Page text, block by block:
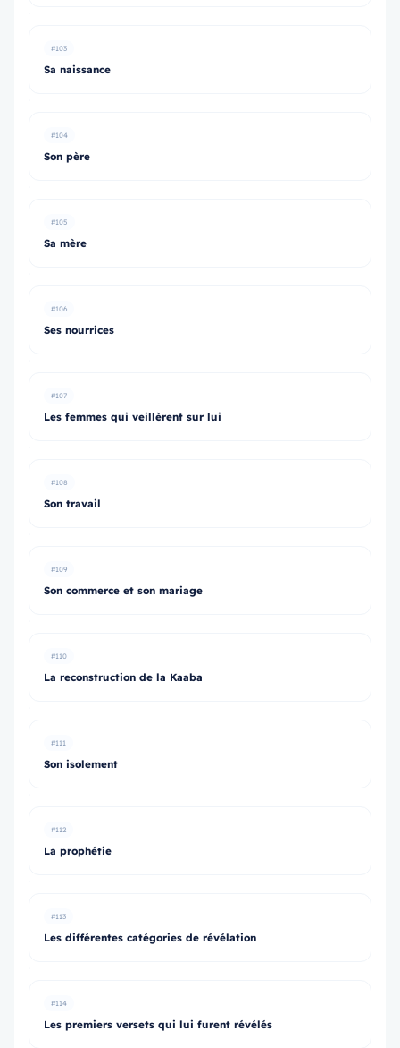
#103
Sa naissance
#104
Son père
#105
Sa mère
#106
Ses nourrices
#107
Les femmes qui veillèrent sur lui
#108
Son travail
#109
Son commerce et son mariage
#110
La reconstruction de la Kaaba
#111
Son isolement
#112
La prophétie
#113
Les différentes catégories de révélation
#114
Les premiers versets qui lui furent révélés